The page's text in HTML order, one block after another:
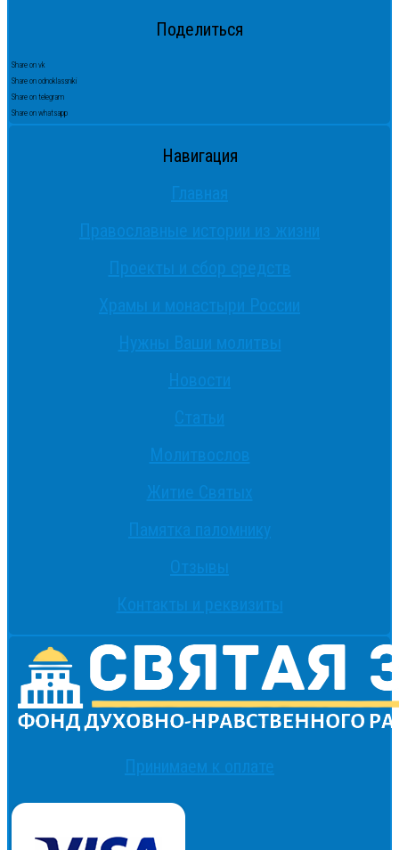
Поделиться
Share on vk
Share on odnoklassniki
Share on telegram
Share on whatsapp
Навигация
Главная
Православные истории из жизни
Проекты и сбор средств
Храмы и монастыри России
Нужны Ваши молитвы
Новости
Статьи
Молитвослов
Житие Святых
Памятка паломнику
Отзывы
Контакты и реквизиты
Принимаем к оплате